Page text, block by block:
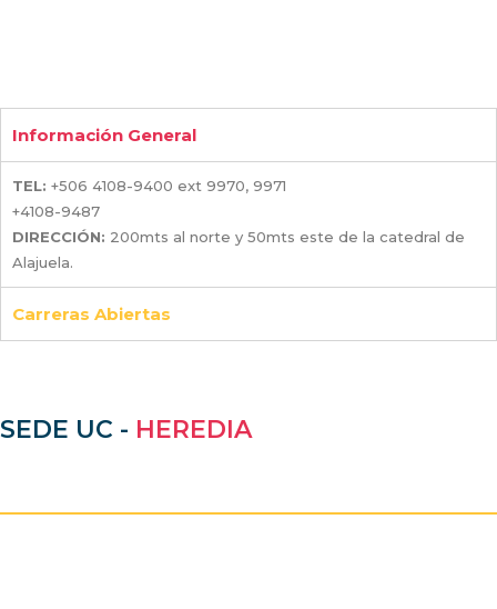
Información General
TEL: +506 4108-9400 ext 9970, 9971
+4108-9487
DIRECCIÓN: 200mts al norte y 50mts este de la catedral de
Alajuela.
Carreras Abiertas
SEDE UC - HEREDIA